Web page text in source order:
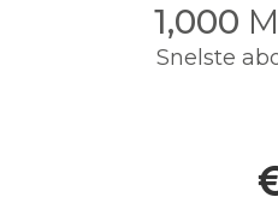
1,000
Snelste